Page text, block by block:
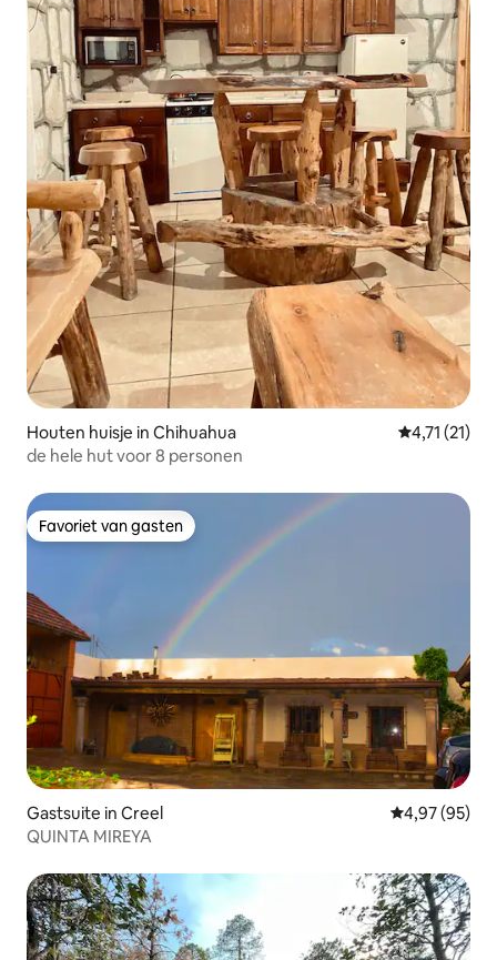
Houten huisje in Chihuahua Gemiddelde
4,71 (21)
de hele hut voor 8 personen
Favoriet van gasten
Favoriet van gasten
Gastsuite in Creel Gemiddelde
4,97 (95)
QUINTA MIREYA